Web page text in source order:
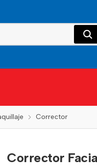
Corrector
Corrector